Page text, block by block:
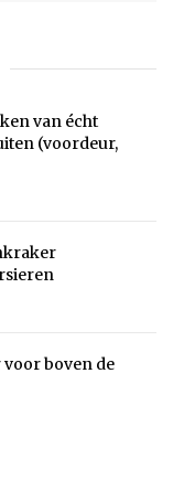
van écht
(voordeur,
boven de